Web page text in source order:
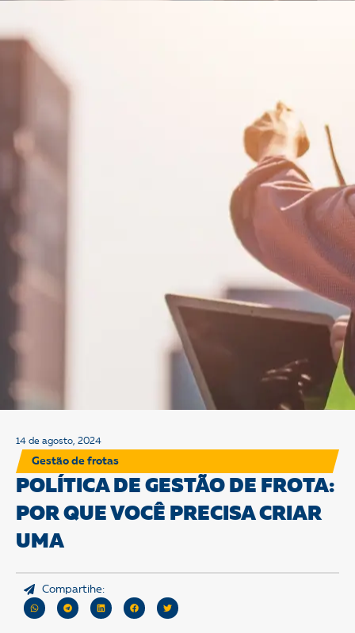
14 de agosto, 2024
Gestão de frotas
POLÍTICA DE GESTÃO DE FROTA:
POR QUE VOCÊ PRECISA CRIAR
UMA
Compartihe: